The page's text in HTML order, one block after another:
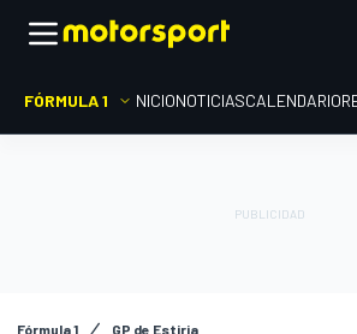
FÓRMULA 1 INICIONOTICIASCALENDARIO
Fórmula 1 GP de Estiria